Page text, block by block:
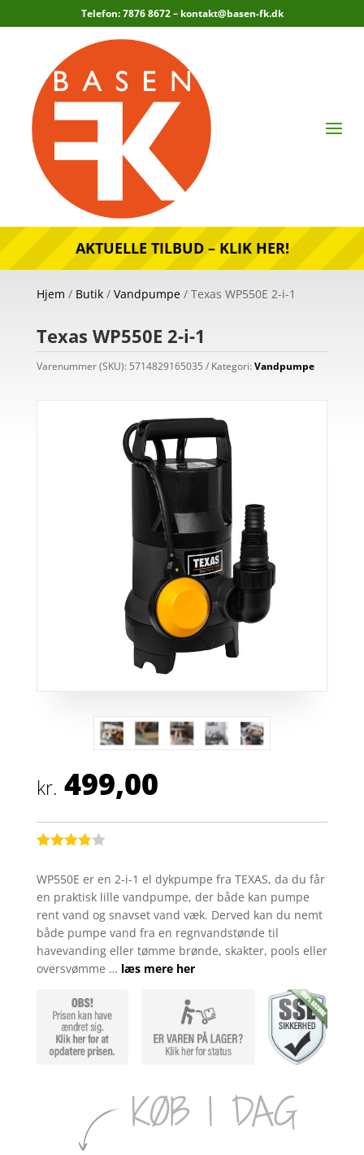
Telefon: 7876 8672 – kontakt@basen-fk.dk
AKTUELLE TILBUD – KLIK HER!
Hjem / Butik/ Vandpumpe/ Texas WP550E 2-i-1
Texas WP550E 2-i-1
Varenummer (SKU): 5714829165035 Kategori: Vandpumpe
kr. 499,00
ud af 5
baseret
på
kundebed
ømmels
er
WP550E er en 2-i-1 el dykpumpe fra TEXAS, da du får
en praktisk lille vandpumpe, der både kan pumpe
rent vand og snavset vand væk. Derved kan du nemt
både pumpe vand fra en regnvandstønde til
havevanding eller tømme brønde, skakter, pools eller
oversvømme … læs mere her